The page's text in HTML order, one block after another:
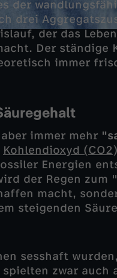
der
drei
der das
Der ständige
immer
immer mehr
Kohlendioxyd (CO2)
Energien
der Regen
macht,
steigenden
sesshaft
spielten zwar